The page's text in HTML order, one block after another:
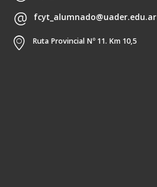
fcyt_alumnado@uader.edu.ar
Ruta Provincial Nº 11. Km 10,5